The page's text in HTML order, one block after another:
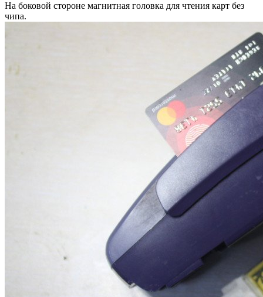
На боковой стороне магнитная головка для чтения карт без
чипа.